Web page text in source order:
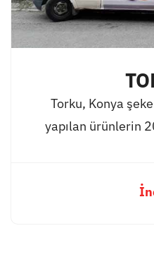
Torku, Konya
yapılan ürünlerin